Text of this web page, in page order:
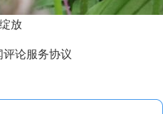
放
论服务协议